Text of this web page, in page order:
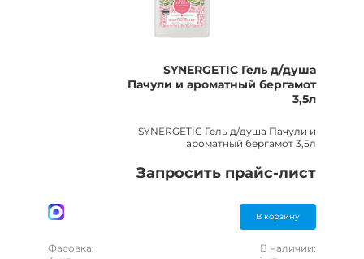
SYNERGETIC Гель д/душа
Пачули и ароматный бергамот
3,5л
SYNERGETIC Гель д/душа Пачули и
ароматный бергамот 3,5л
Запросить прайс-лист
В корзину
Фасовка:
В наличии: